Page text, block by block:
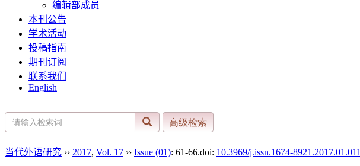
编辑部成员
本刊公告
学术活动
投稿指南
期刊订阅
联系我们
English
当代外语研究 ›› 2017, Vol. 17 ›› Issue (01): 61-66.doi: 10.3969/j.issn.1674-8921.2017.01.011